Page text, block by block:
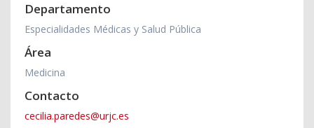
Departamento
Especialidades Médicas y Salud Pública
Área
Medicina
Contacto
cecilia.paredes@urjc.es